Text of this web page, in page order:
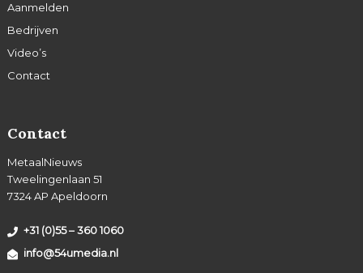
Aanmelden
Bedrijven
Video’s
Contact
Contact
MetaalNieuws
Tweelingenlaan 51
7324 AP Apeldoorn
+31 (0)55 – 360 1060
info@54umedia.nl